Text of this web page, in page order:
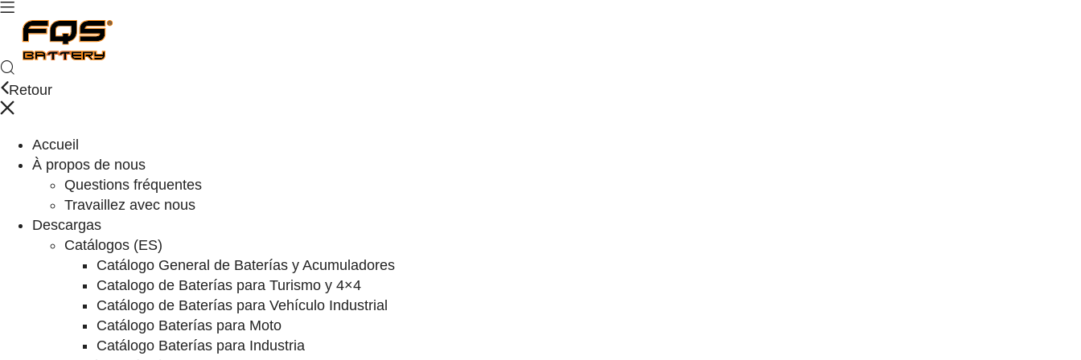
Retour
Accueil
À propos de nous
Questions fréquentes
Travaillez avec nous
Descargas
Catálogos (ES)
Catálogo General de Baterías y Acumuladores
Catalogo de Baterías para Turismo y 4×4
Catálogo de Baterías para Vehículo Industrial
Catálogo Baterías para Moto
Catálogo Baterías para Industria